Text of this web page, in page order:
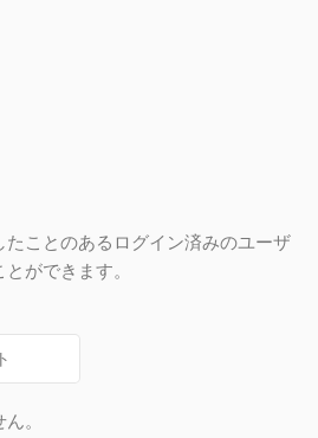
。
ことのあるログイン済みのユーザ
ができます。